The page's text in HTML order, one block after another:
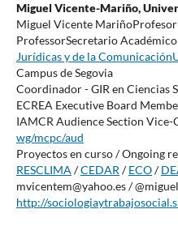
Miguel Vicente-Mariño,
Miguel Vicente
ProfessorSecretario
Jurídicas y de la Comunicación
Campus de Segovia
Coordinador - GIR en Ciencias
ECREA Executive Board
IAMCR Audience Section Vice-
wg/mcpc/aud
Proyectos en curso / Ongoing
RESCLIMA /CEDAR /ECO/
mvicentem@yahoo.es /
http://